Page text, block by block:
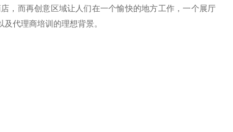
，而再创意区域让人们在一个愉快的地方工作，一个展厅
代理商培训的理想背景。